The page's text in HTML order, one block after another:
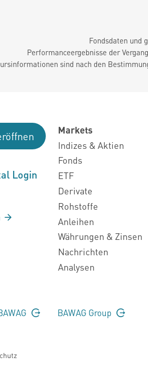
Fondsdaten und
Performanceergebnisse der
sind nach den
Login
Markets
Indizes & Aktien
Fonds
ETF
Derivate
Rohstoffe
Anleihen
Währungen & Zinsen
Nachrichten
Analysen
BAWAG Group